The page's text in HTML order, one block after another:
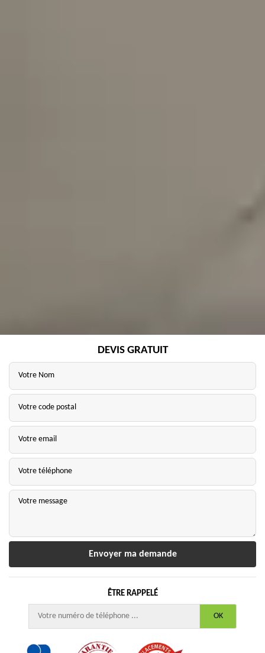
DEVIS GRATUIT
ÊTRE RAPPELÉ